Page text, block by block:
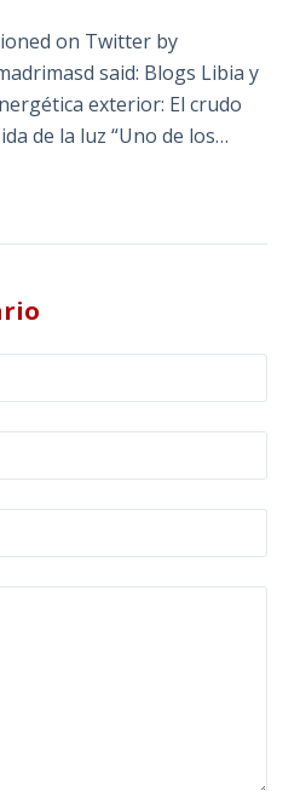
on Twitter by
said: Blogs Libia y
exterior: El crudo
de la luz “Uno de los…